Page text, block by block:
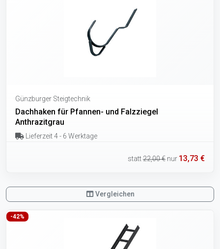
Günzburger Steigtechnik
Dachhaken für Pfannen- und Falzziegel
Anthrazitgrau
Lieferzeit 4 - 6 Werktage
statt22,00 € nur 13,73 €
Vergleichen
-42%